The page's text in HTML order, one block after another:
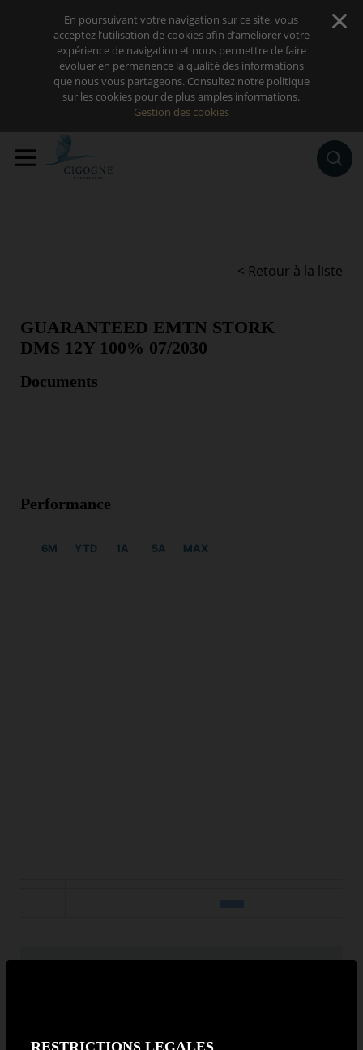
En poursuivant votre navigation sur ce site, vous
acceptez l’utilisation de cookies afin d’améliorer votre
expérience de navigation et nous permettre de faire
évoluer en permanence la qualité des informations
que nous vous partageons. Consultez notre politique
sur les cookies pour de plus amples informations.
Gestion des cookies
< Retour à la liste
GUARANTEED EMTN STORK
DMS 12Y 100% 07/2030
Documents
Performance
6M YTD 1A 5A MAX
Depuis 1 mois 0.31 %
RESTRICTIONS LEGALES